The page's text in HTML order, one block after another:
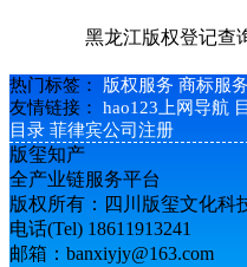
黑龙江版权登记查
热门标签： 版权服务 商标服务
友情链接：
hao123上网导航
目录 菲律宾公司注册
版玺知产
全产业链服务平台
版权所有：四川版玺文化科
电话(Tel) 18611913241
邮箱：banxiyjy@163.com